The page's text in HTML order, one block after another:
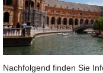
Nachfolgend finden Sie